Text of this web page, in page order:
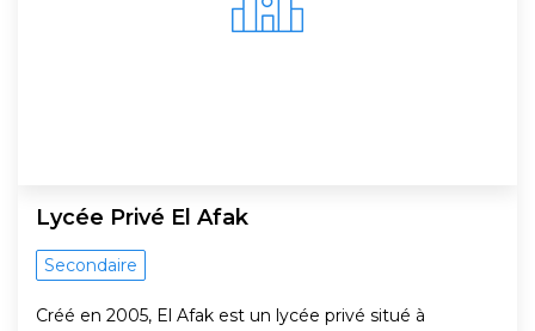
Lycée Privé El Afak
Secondaire
Créé en 2005, El Afak est un lycée privé situé à